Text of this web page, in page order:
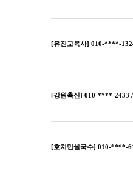
[유진교육사] 010-****-
[강원축산] 010-****-2433
[호치민쌀국수] 010-****-